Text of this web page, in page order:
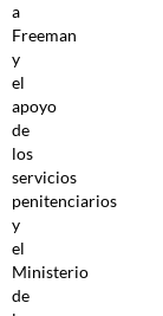
a
Freeman
y
el
apoyo
de
los
servicios
penitenciarios
y
el
Ministerio
de